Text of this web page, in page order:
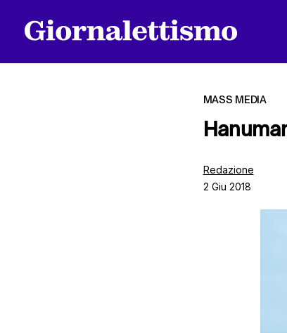
MASS MEDIA
Redazione
2 Giu 2018